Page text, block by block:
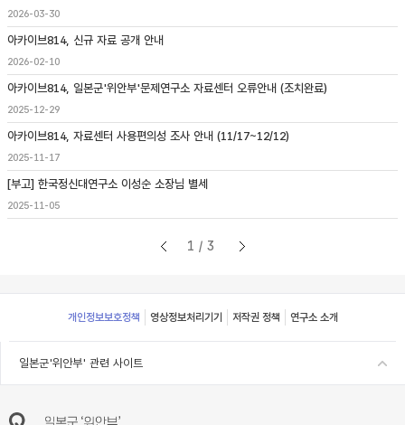
2026-03-30
아카이브814, 신규 자료 공개 안내
2026-02-10
아카이브814, 일본군'위안부'문제연구소 자료센터 오류안내 (조치완료)
2025-12-29
아카이브814, 자료센터 사용편의성 조사 안내 (11/17~12/12)
2025-11-17
[부고] 한국정신대연구소 이성순 소장님 별세
2025-11-05
1/3
Footer
개인정보보호정책 영상정보처리기기 저작권 정책 연구소 소개
일본군'위안부' 관련 사이트